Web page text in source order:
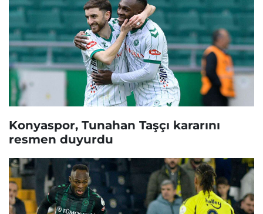
Konyaspor, Tunahan Taşçı kararını
resmen duyurdu